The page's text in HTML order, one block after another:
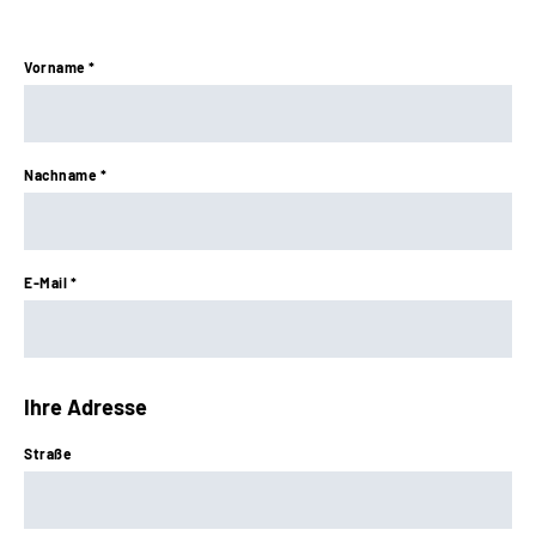
Vorname *
Nachname *
E-Mail *
Ihre Adresse
Straße